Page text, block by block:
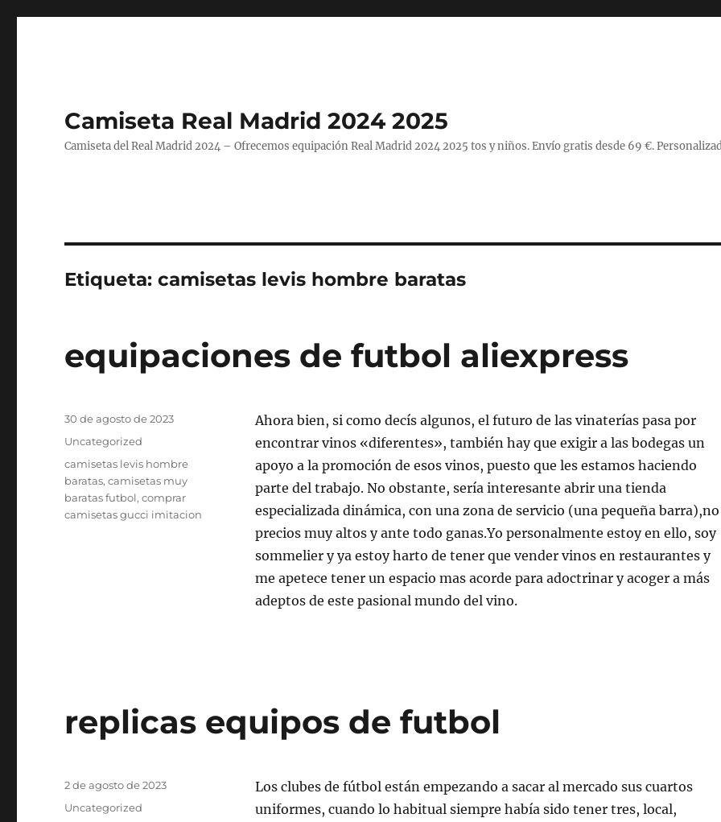
Camiseta Real Madrid 2024 2025
Camiseta del Real Madrid 2024 – Ofrecemos equipación Real Madrid 2024 2025 tos y niños. Envío gratis desde 69 €.
Etiqueta:camisetas levis hombre baratas
equipaciones de futbol aliexpress
Ahora bien, si como decís algunos, el futuro de las vinaterías pasa por
encontrar vinos «diferentes», también hay que exigir a las bodegas un
apoyo a la promoción de esos vinos, puesto que les estamos haciendo
parte del trabajo. No obstante, sería interesante abrir una tienda
especializada dinámica, con una zona de servicio (una pequeña barra),no
precios muy altos y ante todo ganas.Yo personalmente estoy en ello, soy
sommelier y ya estoy harto de tener que vender vinos en restaurantes y
me apetece tener un espacio mas acorde para adoctrinar y acoger a más
adeptos de este pasional mundo del vino.
Publicado
30 de agosto de 2023
Categorías
Uncategorized
Etiquetas
camisetas levis hombre
baratas,camisetas muy
baratas futbol,comprar
camisetas gucci imitacion
replicas equipos de futbol
Los clubes de fútbol están empezando a sacar al mercado sus cuartos
uniformes, cuando lo habitual siempre había sido tener tres, local,
Publicado
2 de agosto de 2023
Categorías
Uncategorized